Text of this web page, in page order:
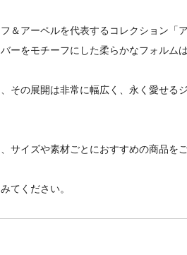
＆アーペルを代表するコレクション「ア
ーをモチーフにした柔らかなフォルム
その展開は非常に幅広く、永く愛せる
サイズや素材ごとにおすすめの商品を
てください。